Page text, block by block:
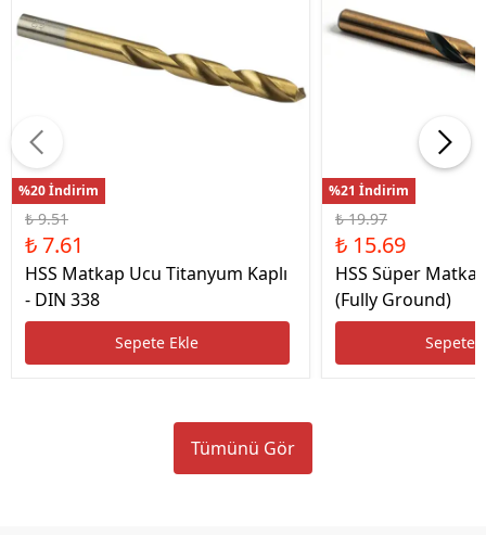
%20 İndirim
₺ 9.51
₺ 7.61
HSS Matkap Ucu Titanyum Kaplı
- DIN 338
Sepete Ekle
%21 İndirim
₺ 19.97
₺ 15.69
HSS Süper
(Fully Ground)
Sepete
Tümünü Gör